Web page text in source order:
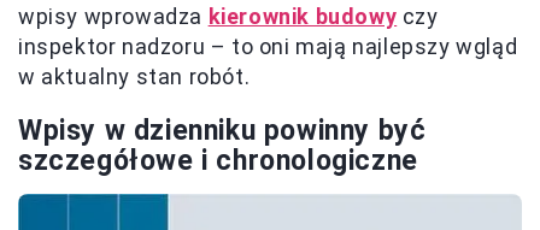
wpisy wprowadza kierownik budowy czy
inspektor nadzoru – to oni mają najlepszy wgląd
w aktualny stan robót.
Wpisy w dzienniku powinny być
szczegółowe i chronologiczne